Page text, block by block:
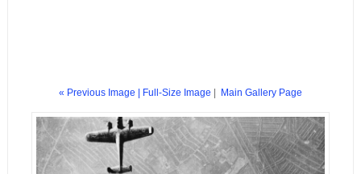
« Previous Image | Full-Size Image Main Gallery Page